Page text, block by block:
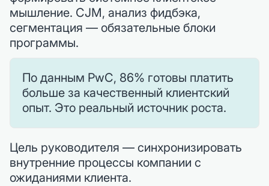
мышление. CJM, анализ фидбэка,
сегментация — обязательные блоки
программы.
По данным PwC, 86% готовы платить
больше за качественный клиентский
опыт. Это реальный источник роста.
Цель руководителя — синхронизировать
внутренние процессы компании с
ожиданиями клиента.